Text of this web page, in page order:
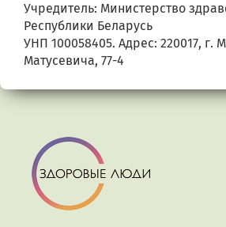
Учредитель: Министерство
Республики Беларусь
УНП 100058405. Адрес: 220017, г.
Матусевича, 77-4